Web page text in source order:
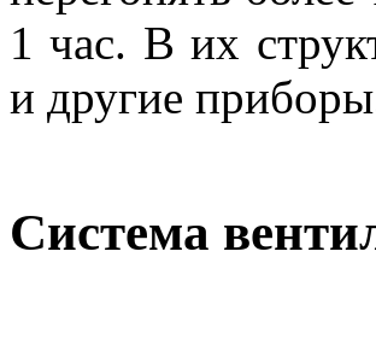
1 час. В их
и другие
Система